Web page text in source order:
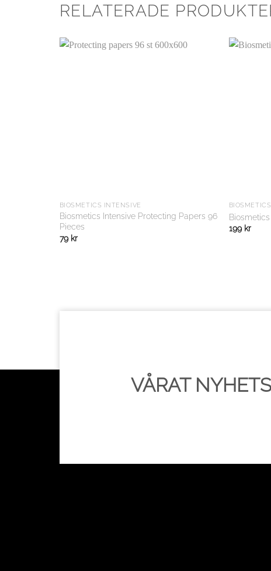
RELATERADE
BIOSMETICS INTENSIVE
Biosmetics Intensive Protecting Papers 96
Pieces
79 kr
199 kr
VÅRAT